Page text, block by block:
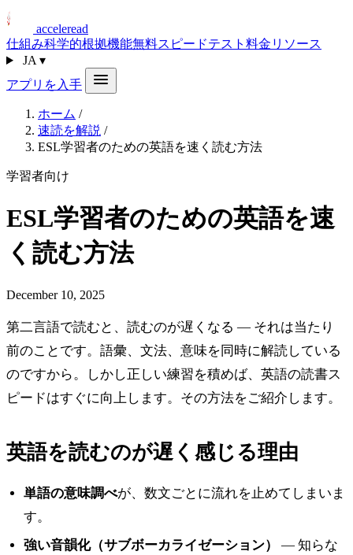
acceleread
仕組み科学的根拠機能無料スピードテスト 料金 リソース
JA ▾
アプリを入手
ホーム /
速読を解説 /
ESL学習者のための英語を速く読む方法
学習者向け
ESL学習者のための英語を速
く読む方法
December 10, 2025
第二言語で読むと、読むのが遅くなる — それは当たり
前のことです。語彙、文法、意味を同時に解読している
のですから。しかし正しい練習を積めば、英語の読書ス
ピードはすぐに向上します。その方法をご紹介します。
英語を読むのが遅く感じる理由
単語の意味調べが、数文ごとに流れを止めてしまいま
す。
強い音韻化（サブボーカライゼーション）
— 知らな